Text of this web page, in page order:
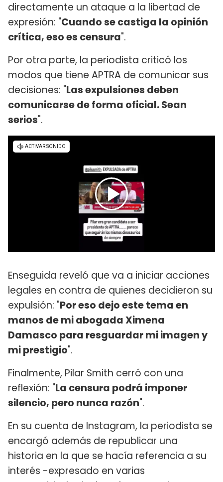
directamente un ataque a la libertad de
expresión: "Cuando se castiga la opinión
crítica, eso es censura".
Por otra parte, la periodista criticó los
modos que tiene APTRA de comunicar sus
decisiones: "Las expulsiones deben
comunicarse de forma oficial. Sean
serios".
Enseguida reveló que va a iniciar acciones
legales en contra de quienes decidieron su
expulsión: "Por eso dejo este tema en
manos de mi abogada Ximena
Damasco para resguardar mi imagen y
mi prestigio".
Finalmente, Pilar Smith cerró con una
reflexión: "La censura podrá imponer
silencio, pero nunca razón".
En su cuenta de Instagram, la periodista se
encargó además de republicar una
historia en la que se hacía referencia a su
interés -expresado en varias